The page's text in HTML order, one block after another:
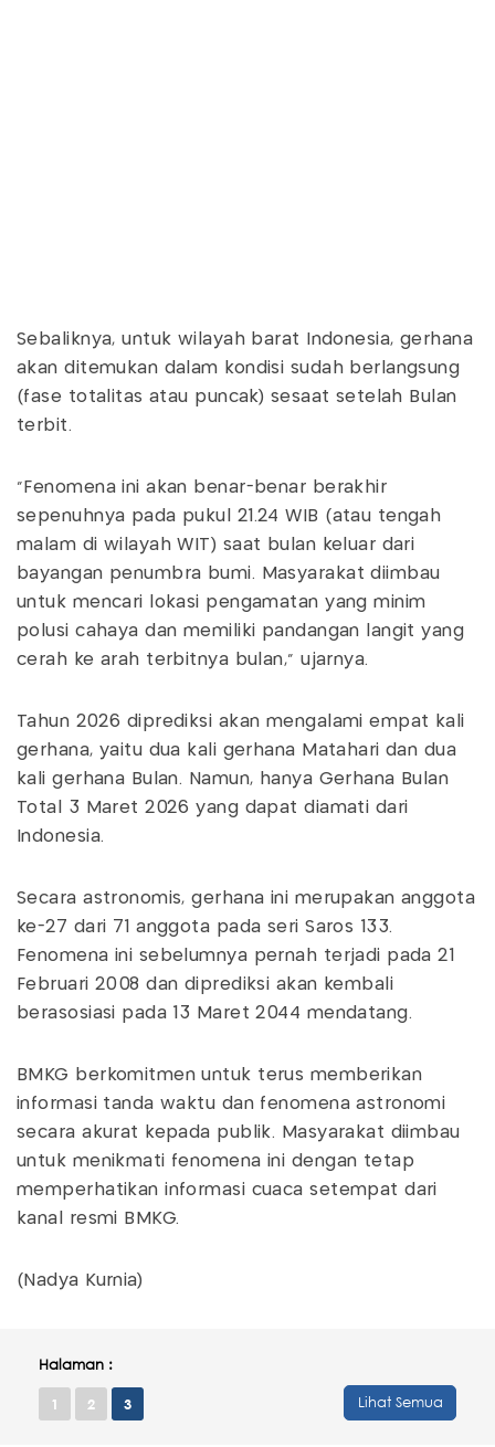
Sebaliknya, untuk wilayah barat Indonesia, gerhana
akan ditemukan dalam kondisi sudah berlangsung
(fase totalitas atau puncak) sesaat setelah Bulan
terbit.
“Fenomena ini akan benar-benar berakhir
sepenuhnya pada pukul 21.24 WIB (atau tengah
malam di wilayah WIT) saat bulan keluar dari
bayangan penumbra bumi. Masyarakat diimbau
untuk mencari lokasi pengamatan yang minim
polusi cahaya dan memiliki pandangan langit yang
cerah ke arah terbitnya bulan,” ujarnya.
Tahun 2026 diprediksi akan mengalami empat kali
gerhana, yaitu dua kali gerhana Matahari dan dua
kali gerhana Bulan. Namun, hanya Gerhana Bulan
Total 3 Maret 2026 yang dapat diamati dari
Indonesia.
Secara astronomis, gerhana ini merupakan anggota
ke-27 dari 71 anggota pada seri Saros 133.
Fenomena ini sebelumnya pernah terjadi pada 21
Februari 2008 dan diprediksi akan kembali
berasosiasi pada 13 Maret 2044 mendatang.
BMKG berkomitmen untuk terus memberikan
informasi tanda waktu dan fenomena astronomi
secara akurat kepada publik. Masyarakat diimbau
untuk menikmati fenomena ini dengan tetap
memperhatikan informasi cuaca setempat dari
kanal resmi BMKG.
(Nadya Kurnia)
Halaman :
1 2 3 Lihat Semua